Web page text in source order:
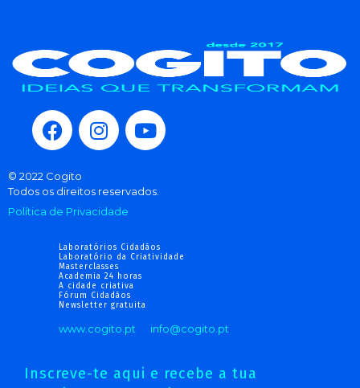
© 2022 Cogito
Todos os direitos reservados.
Política de Privacidade
Laboratórios Cidadãos
Laboratório da Criatividade
Masterclasses
Academia 24 horas
A cidade criativa
Fórum Cidadãos
Newsletter gratuita
www.cogito.pt info@cogito.pt
Inscreve-te aqui e recebe a tua